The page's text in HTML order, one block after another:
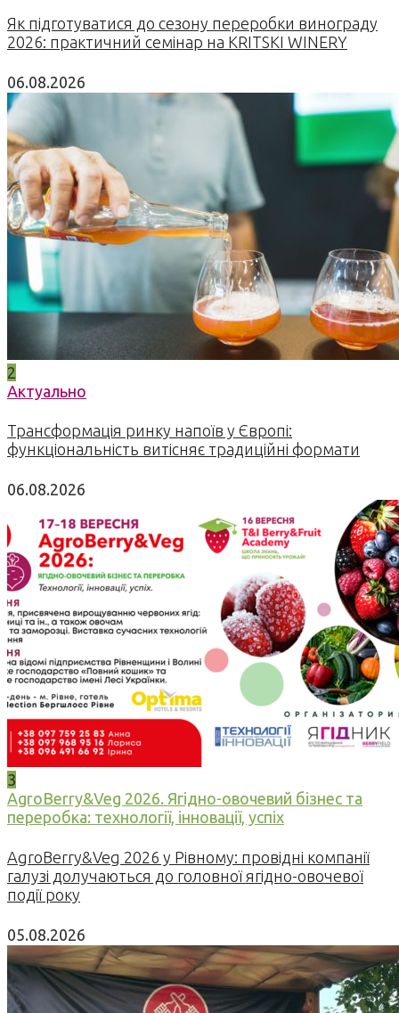
Як підготуватися до сезону переробки винограду
2026: практичний семінар на KRITSKI WINERY
06.08.2026
2
Актуально
Трансформація ринку напоїв у Європі:
функціональність витісняє традиційні формати
06.08.2026
3
AgroBerry&Veg 2026. Ягідно-овочевий бізнес та
переробка: технології, інновації, успіх
AgroBerry&Veg 2026 у Рівному: провідні компанії
галузі долучаються до головної ягідно-овочевої
події року
05.08.2026